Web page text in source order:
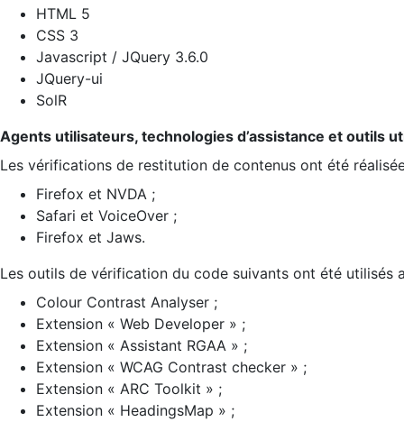
HTML 5
CSS 3
Javascript / JQuery 3.6.0
JQuery-ui
SolR
Agents utilisateurs, technologies d’assistance et outils
Les vérifications de restitution de contenus ont été
Firefox et NVDA ;
Safari et VoiceOver ;
Firefox et Jaws.
Les outils de vérification du code suivants ont été utilisés
Colour Contrast Analyser ;
Extension « Web Developer » ;
Extension « Assistant RGAA » ;
Extension « WCAG Contrast checker » ;
Extension « ARC Toolkit » ;
Extension « HeadingsMap » ;